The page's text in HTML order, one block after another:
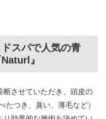
スパで人気の青
』
断させていただき、頭皮の
たつき、臭い、薄毛など）